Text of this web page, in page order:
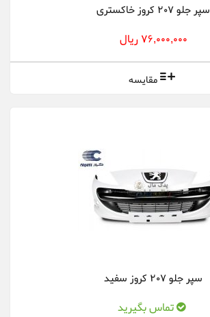
سپر جلو 207 کروز خاکستری
76,000,000 ریال
مقایسه
سپر جلو 207 کروز سفید
تماس بگیرید